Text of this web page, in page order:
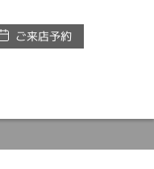
ご来店予約